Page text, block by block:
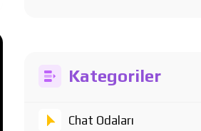
Kategoriler
Chat Odaları